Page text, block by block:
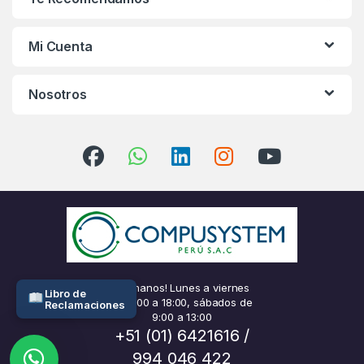
Mi Cuenta
Nosotros
¡Llámanos! Lunes a viernes
de 9:00 a 18:00, sábados de
9:00 a 13:00
+51 (01) 6421616 /
994 046 422
Libro de
Reclamaciones